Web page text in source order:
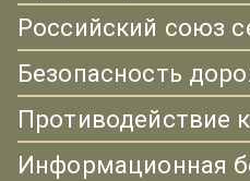
Российский союз
Безопасность
Противодействие
Информационная